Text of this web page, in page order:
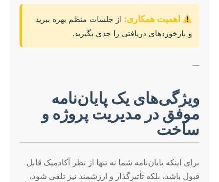
اهمیت همکاری: از جلسات منظم بهره ببرید
و بازخوردهای دریافتی را جدی بگیرید.
—
ویژگی‌های یک پایان‌نامه
موفق در مدیریت پروژه و
ساخت
برای اینکه پایان‌نامه شما نه تنها از نظر آکادمیک قابل
قبول باشد، بلکه تأثیرگذار و ارزشمند نیز تلقی شود،